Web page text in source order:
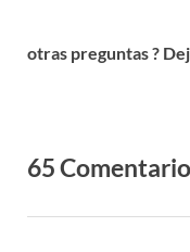
otras preguntas ?
65